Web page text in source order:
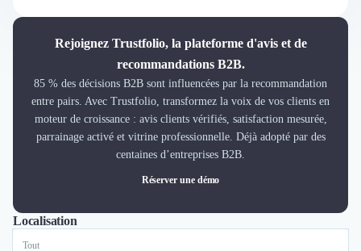
Teambuilding
Marque Employeur
Responsabilité Sociétale des Entreprises (RSE)
Marketplace de freelance
Coaching
Rejoignez Trustfolio, la plateforme d'avis et de
recommandations B2B.
85 % des décisions B2B sont influencées par la recommandation
entre pairs. Avec Trustfolio, transformez la voix de vos clients en
moteur de croissance : avis clients vérifiés, satisfaction mesurée,
parrainage activé et vitrine professionnelle. Déjà adopté par des
centaines d’entreprises B2B.
Réserver une démo
Localisation
Tout